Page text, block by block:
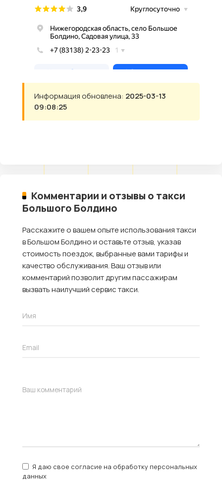
Информация обновлена: 2025-03-13
09:08:25
Комментарии и отзывы о такси
Большого Болдино
Расскажите о вашем опыте использования такси
в Большом Болдино и оставьте отзыв, указав
стоимость поездок, выбранные вами тарифы и
качество обслуживания. Ваш отзыв или
комментарий позволит другим пассажирам
вызвать наилучший сервис такси.
Я даю свое согласие на обработку персональных
данных